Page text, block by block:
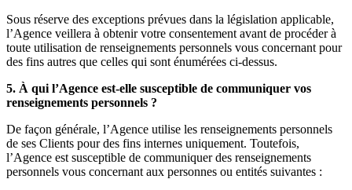
Sous réserve des exceptions prévues dans la législation applicable,
l’Agence veillera à obtenir votre consentement avant de procéder à
toute utilisation de renseignements personnels vous concernant pour
des fins autres que celles qui sont énumérées ci-dessus.
5. À qui l’Agence est-elle susceptible de communiquer vos
renseignements personnels ?
De façon générale, l’Agence utilise les renseignements personnels
de ses Clients pour des fins internes uniquement. Toutefois,
l’Agence est susceptible de communiquer des renseignements
personnels vous concernant aux personnes ou entités suivantes :